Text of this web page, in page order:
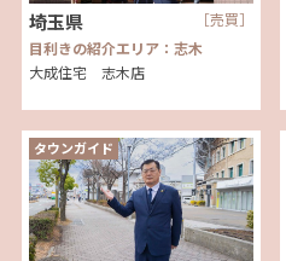
［売買］
埼玉県
目利きの紹介エリア：志木
大成住宅 志木店
タウンガイド